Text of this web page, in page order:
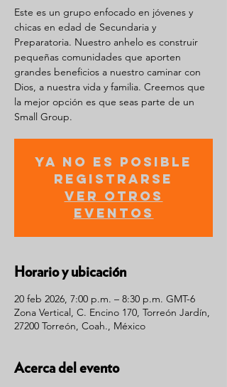
Este es un grupo enfocado en jóvenes y
chicas en edad de Secundaria y
Preparatoria. Nuestro anhelo es construir
pequeñas comunidades que aporten
grandes beneficios a nuestro caminar con
Dios, a nuestra vida y familia. Creemos que
la mejor opción es que seas parte de un
Small Group.
Ya no es posible
registrarse
Ver otros
eventos
Horario y ubicación
20 feb 2026, 7:00 p.m. – 8:30 p.m. GMT-6
Zona Vertical, C. Encino 170, Torreón Jardín,
27200 Torreón, Coah., México
Acerca del evento